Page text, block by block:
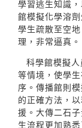
學習逃生知識
館模擬化學溶
學生疏散至空
理，非常逼真。
科學館模擬
等情境，使學
序。傳播館則
的正確方法，
援。大傳二石
生流程更加熟悉